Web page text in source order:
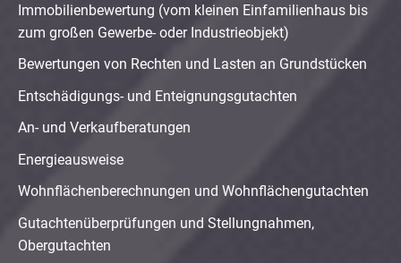
Immobilienbewertung (vom kleinen Einfamilienhaus bis
zum großen Gewerbe- oder Industrieobjekt)
Bewertungen von Rechten und Lasten an Grundstücken
Entschädigungs- und Enteignungsgutachten
An- und Verkaufberatungen
Energieausweise
Wohnflächenberechnungen und Wohnflächengutachten
Gutachtenüberprüfungen und Stellungnahmen,
Obergutachten